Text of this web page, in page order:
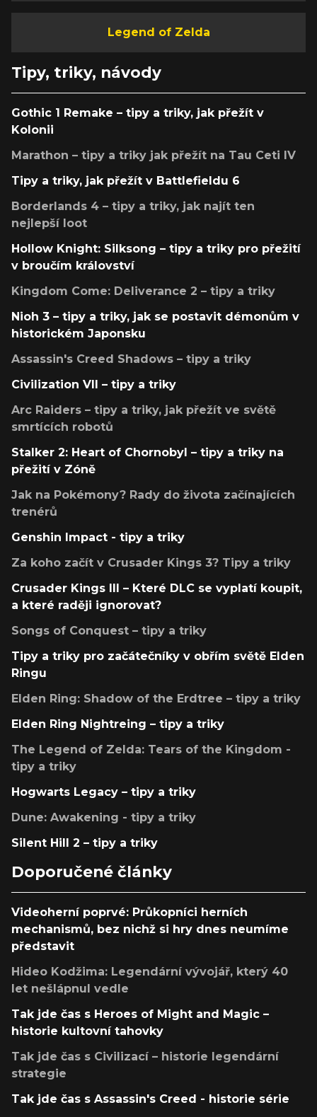
Legend of Zelda
Tipy, triky, návody
Gothic 1 Remake – tipy a triky, jak přežít v
Kolonii
Marathon – tipy a triky jak přežít na Tau Ceti IV
Tipy a triky, jak přežít v Battlefieldu 6
Borderlands 4 – tipy a triky, jak najít ten
nejlepší loot
Hollow Knight: Silksong – tipy a triky pro přežití
v broučím království
Kingdom Come: Deliverance 2 – tipy a triky
Nioh 3 – tipy a triky, jak se postavit démonům v
historickém Japonsku
Assassin's Creed Shadows – tipy a triky
Civilization VII – tipy a triky
Arc Raiders – tipy a triky, jak přežít ve světě
smrtících robotů
Stalker 2: Heart of Chornobyl – tipy a triky na
přežití v Zóně
Jak na Pokémony? Rady do života začínajících
trenérů
Genshin Impact - tipy a triky
Za koho začít v Crusader Kings 3? Tipy a triky
Crusader Kings III – Které DLC se vyplatí koupit,
a které raději ignorovat?
Songs of Conquest – tipy a triky
Tipy a triky pro začátečníky v obřím světě Elden
Ringu
Elden Ring: Shadow of the Erdtree – tipy a triky
Elden Ring Nightreing – tipy a triky
The Legend of Zelda: Tears of the Kingdom -
tipy a triky
Hogwarts Legacy – tipy a triky
Dune: Awakening - tipy a triky
Silent Hill 2 – tipy a triky
Doporučené články
Videoherní poprvé: Průkopníci herních
mechanismů, bez nichž si hry dnes neumíme
představit
Hideo Kodžima: Legendární vývojář, který 40
let nešlápnul vedle
Tak jde čas s Heroes of Might and Magic –
historie kultovní tahovky
Tak jde čas s Civilizací – historie legendární
strategie
Tak jde čas s Assassin's Creed - historie série